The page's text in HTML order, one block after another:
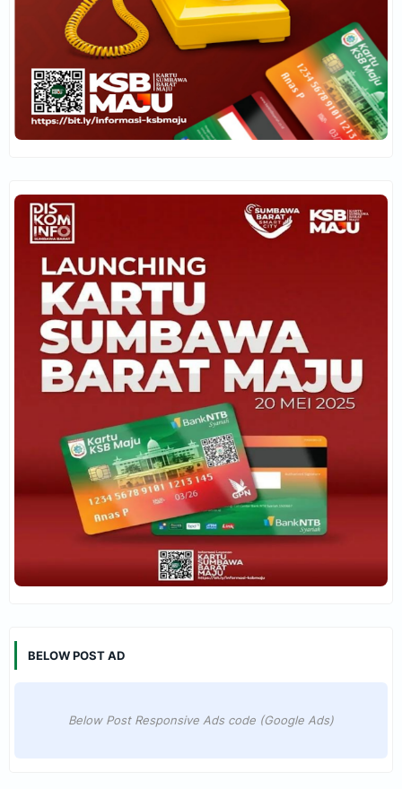
BELOW POST AD
Below Post Responsive Ads code (Google Ads)